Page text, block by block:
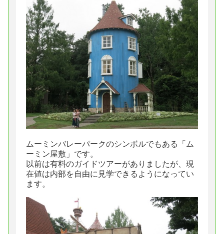
ムーミンバレーパークのシンボルでもある「ム
ーミン屋敷」です。
以前は有料のガイドツアーがありましたが、現
在値は内部を自由に見学できるようになってい
ます。